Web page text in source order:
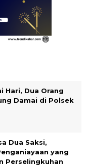
Hari, Dua Orang
Damai di Polsek
Dua Saksi,
yang
Perselingkuhan